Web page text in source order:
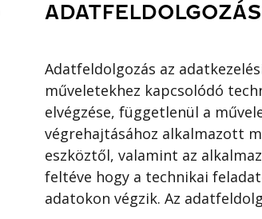
ADATFELDOLGOZÁS
Adatfeldolgozás az
műveletekhez kapcsolódó
elvégzése, függetlenül a
végrehajtásához alkalmazott
eszköztől, valamint az
feltéve hogy a technikai
adatokon végzik. Az